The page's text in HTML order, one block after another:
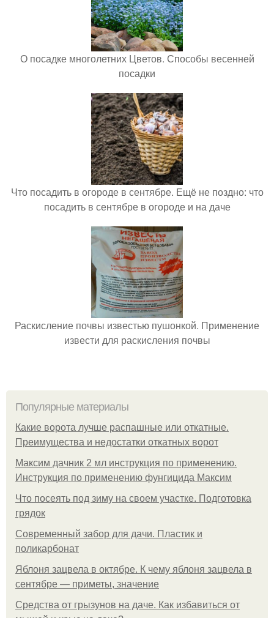
О посадке многолетних Цветов. Способы весенней
посадки
Что посадить в огороде в сентябре. Ещё не поздно: что
посадить в сентябре в огороде и на даче
Раскисление почвы известью пушонкой. Применение
извести для раскисления почвы
Популярные материалы
Какие ворота лучше распашные или откатные.
Преимущества и недостатки откатных ворот
Максим дачник 2 мл инструкция по применению.
Инструкция по применению фунгицида Максим
Что посеять под зиму на своем участке. Подготовка
грядок
Современный забор для дачи. Пластик и
поликарбонат
Яблоня зацвела в октябре. К чему яблоня зацвела в
сентябре — приметы, значение
Средства от грызунов на даче. Как избавиться от